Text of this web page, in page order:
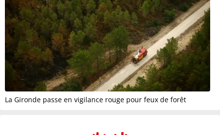
La Gironde passe en vigilance rouge pour feux de forêt